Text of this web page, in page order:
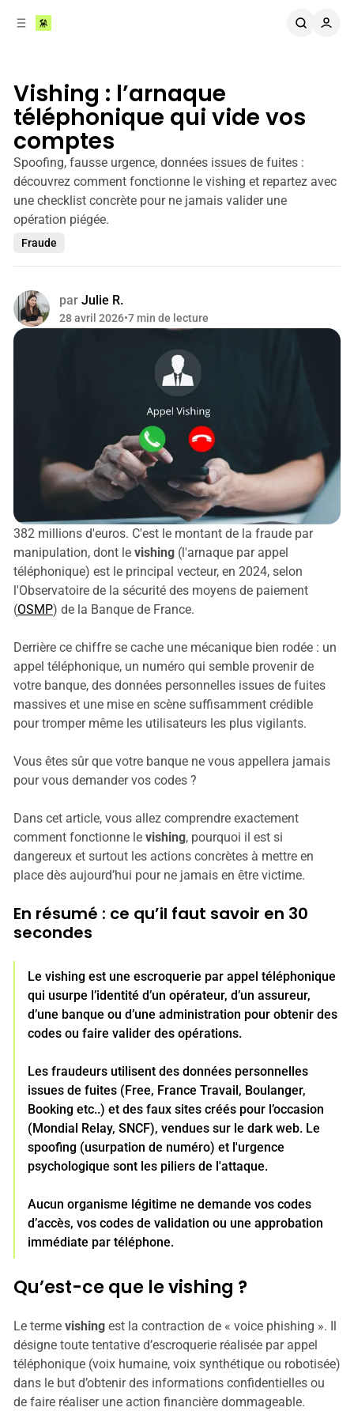
Vishing : l’arnaque
téléphonique qui vide vos
comptes
Spoofing, fausse urgence, données issues de fuites :
découvrez comment fonctionne le vishing et repartez avec
une checklist concrète pour ne jamais valider une
opération piégée.
Fraude
par Julie R.
28 avril 2026•7 min de lecture
382 millions d'euros. C'est le montant de la fraude par
manipulation, dont le vishing(l'arnaque par appel
téléphonique) est le principal vecteur, en 2024, selon
l'Observatoire de la sécurité des moyens de paiement
(OSMP) de la Banque de France.
Derrière ce chiffre se cache une mécanique bien rodée : un
appel téléphonique, un numéro qui semble provenir de
votre banque, des données personnelles issues de fuites
massives et une mise en scène suffisamment crédible
pour tromper même les utilisateurs les plus vigilants.
Vous êtes sûr que votre banque ne vous appellera jamais
pour vous demander vos codes ?
Dans cet article, vous allez comprendre exactement
comment fonctionne le vishing, pourquoi il est si
dangereux et surtout les actions concrètes à mettre en
place dès aujourd’hui pour ne jamais en être victime.
En résumé : ce qu’il faut savoir en 30
secondes
Le vishing est une escroquerie par appel téléphonique
qui usurpe l’identité d’un opérateur, d’un assureur,
d’une banque ou d’une administration pour obtenir des
codes ou faire valider des opérations.
Les fraudeurs utilisent des données personnelles
issues de fuites (Free, France Travail, Boulanger,
Booking etc..) et des faux sites créés pour l’occasion
(Mondial Relay, SNCF), vendues sur le dark web. Le
spoofing (usurpation de numéro) et l'urgence
psychologique sont les piliers de l'attaque.
Aucun organisme légitime ne demande vos codes
d’accès, vos codes de validation ou une approbation
immédiate par téléphone.
Qu’est-ce que le vishing ?
Le terme vishingest la contraction de « voice phishing ». Il
désigne toute tentative d’escroquerie réalisée par appel
téléphonique (voix humaine, voix synthétique ou robotisée)
dans le but d’obtenir des informations confidentielles ou
de faire réaliser une action financière dommageable.